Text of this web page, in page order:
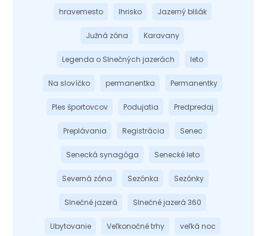
hravemesto Ihrisko Jazerný blšák
Južná zóna Karavany
Legenda o Slnečných jazerách leto
Na slovíčko permanentka Permanentky
Ples športovcov Podujatia Predpredaj
Preplávania Registrácia Senec
Senecká synagóga Senecké leto
Severná zóna Sezónka Sezónky
Slnečné jazerá Slnečné jazerá 360
Ubytovanie Veľkonočné trhy veľká noc